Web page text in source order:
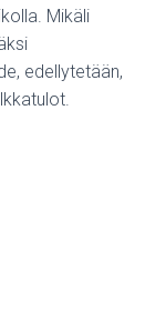
Mikäli
edellytetään,